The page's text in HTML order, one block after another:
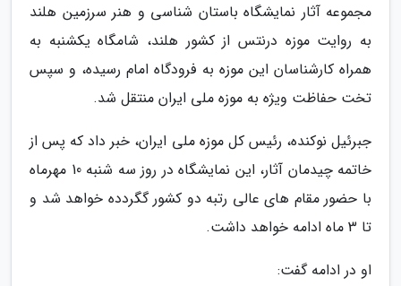
مجموعه آثار نمایشگاه باستان شناسی و هنر سرزمین هلند
به روایت موزه درنتس از کشور هلند، شامگاه یکشنبه به
همراه کارشناسان این موزه به فرودگاه امام رسیده، و سپس
تخت حفاظت ویژه به موزه ملی ایران منتقل شد.
جبرئیل نوکنده، رئیس کل موزه ملی ایران، خبر داد که پس از
خاتمه چیدمان آثار، این نمایشگاه در روز سه شنبه 10 مهرماه
با حضور مقام های عالی رتبه دو کشور گگردده خواهد شد و
تا 3 ماه ادامه خواهد داشت.
او در ادامه گفت: